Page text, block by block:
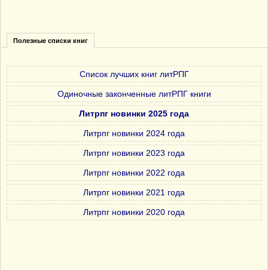
Полезные списки книг
Список лучших книг литРПГ
Одиночные законченные литРПГ книги
Литрпг новинки 2025 года
Литрпг новинки 2024 года
Литрпг новинки 2023 года
Литрпг новинки 2022 года
Литрпг новинки 2021 года
Литрпг новинки 2020 года